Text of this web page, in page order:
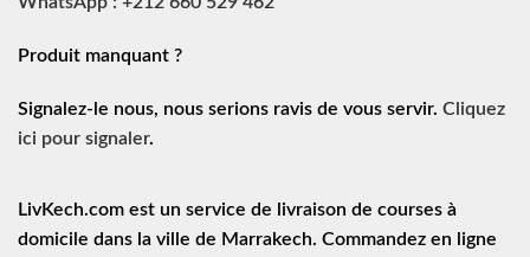
Produit manquant ?
Signalez-le nous, nous serions ravis de vous servir. Cliquez
ici pour signaler.
LivKech.com est un service de
livraison de courses à
domicile dans la ville de Marrakech. Commandez en ligne